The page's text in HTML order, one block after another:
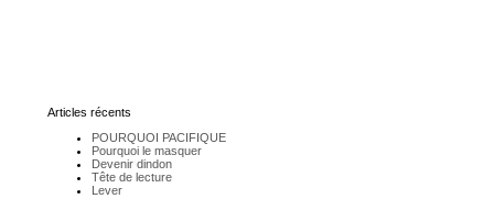
Articles récents
POURQUOI PACIFIQUE
Pourquoi le masquer
Devenir dindon
Tête de lecture
Lever